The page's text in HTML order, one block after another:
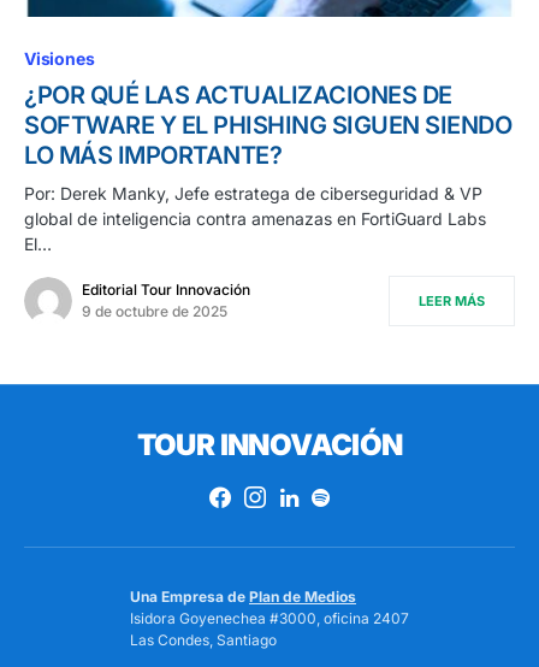
Visiones
¿POR QUÉ LAS ACTUALIZACIONES DE
SOFTWARE Y EL PHISHING SIGUEN SIENDO
LO MÁS IMPORTANTE?
Por: Derek Manky, Jefe estratega de ciberseguridad & VP
global de inteligencia contra amenazas en FortiGuard Labs
El…
Editorial Tour Innovación
9 de octubre de 2025
LEER MÁS
TOUR INNOVACIÓN
Una Empresa de Plan de Medios
Isidora Goyenechea #3000, oficina 2407
Las Condes, Santiago